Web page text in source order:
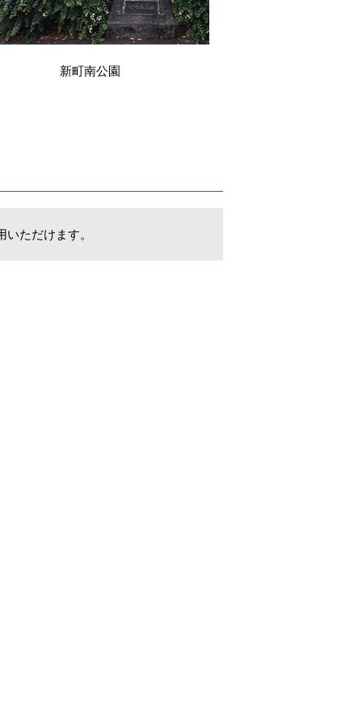
新町南公園
ただけます。